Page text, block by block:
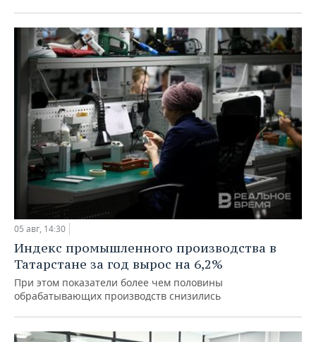
05 авг, 14:30
Индекс промышленного производства в
Татарстане за год вырос на 6,2%
При этом показатели более чем половины
обрабатывающих производств снизились